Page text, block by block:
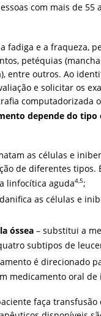
com mais de 55
fadiga e a fraqueza,
petéquias
entre outros. Ao
e solicitar os
computadorizada
depende do tipo
as células e
de diferentes tipos.
linfocítica aguda4,5;
as células e
óssea – substitui a
subtipos de
é direcionado
medicamento oral
faça